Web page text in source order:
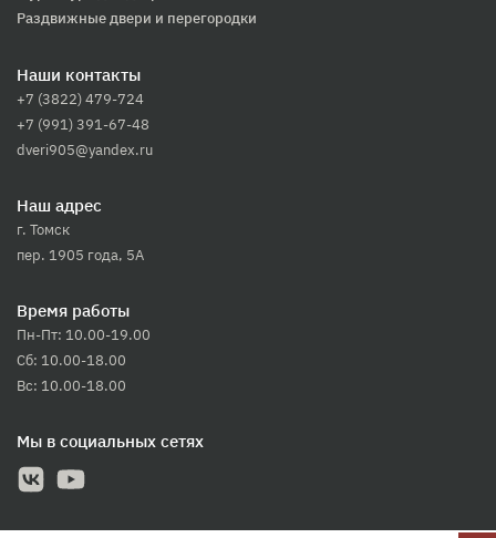
Раздвижные двери и перегородки
Наши контакты
+7 (3822) 479-724
+7 (991) 391-67-48
dveri905@yandex.ru
Наш адрес
г. Томск
пер. 1905 года, 5А
Время работы
Пн-Пт: 10.00-19.00
Сб: 10.00-18.00
Вс: 10.00-18.00
Мы в социальных сетях